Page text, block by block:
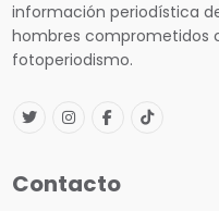
información periodística
hombres comprometidos
fotoperiodismo.
Contacto